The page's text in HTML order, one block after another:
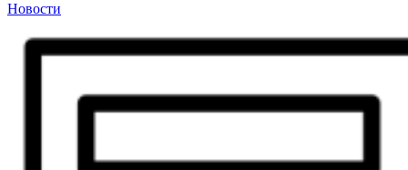
Новости